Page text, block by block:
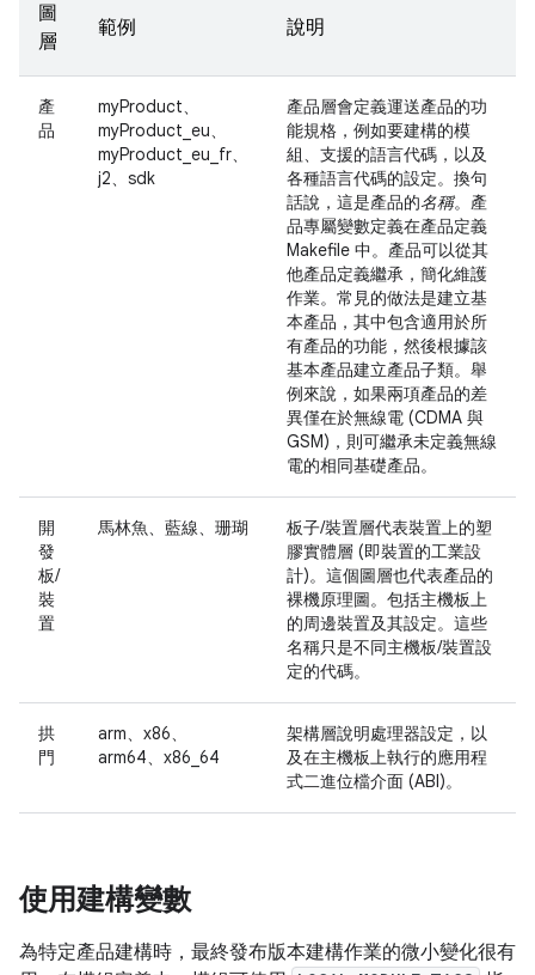
圖
層
範例 說明
產
品
myProduct、
myProduct_eu、
myProduct_eu_fr、
j2、sdk
產品層會定義運送產品的功
能規格，例如要建構的模
組、支援的語言代碼，以及
各種語言代碼的設定。換句
話說，這是產品的名稱。產
品專屬變數定義在產品定義
Makefile 中。產品可以從其
他產品定義繼承，簡化維護
作業。常見的做法是建立基
本產品，其中包含適用於所
有產品的功能，然後根據該
基本產品建立產品子類。舉
例來說，如果兩項產品的差
異僅在於無線電 (CDMA 與
GSM)，則可繼承未定義無線
電的相同基礎產品。
開
發
板/
裝
置
馬林魚、藍線、珊瑚
板子/裝置層代表裝置上的塑
膠實體層 (即裝置的工業設
計)。這個圖層也代表產品的
裸機原理圖。包括主機板上
的周邊裝置及其設定。這些
名稱只是不同主機板/裝置設
定的代碼。
拱
門
arm、x86、
arm64、x86_64
架構層說明處理器設定，以
及在主機板上執行的應用程
式二進位檔介面 (ABI)。
使用建構變數
為特定產品建構時，最終發布版本建構作業的微小變化很有